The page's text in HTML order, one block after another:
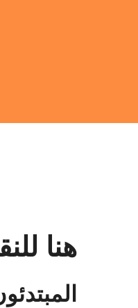
هنا